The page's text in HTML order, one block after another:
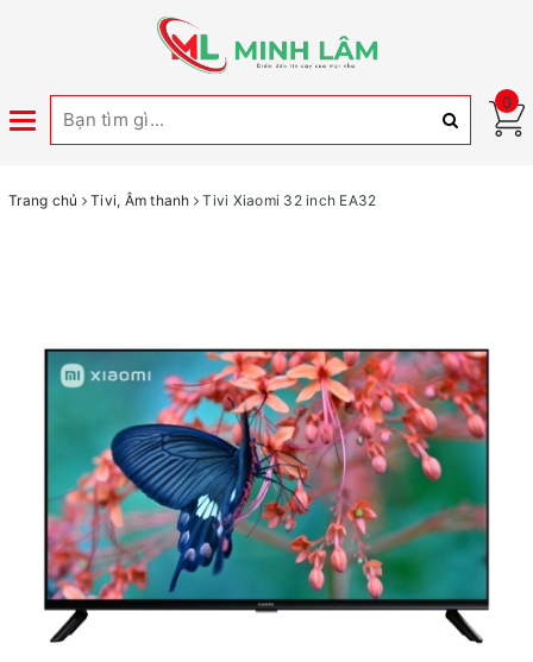
Toggle
0
Trang chủ Tivi, Âm thanh Tivi Xiaomi 32 inch EA32